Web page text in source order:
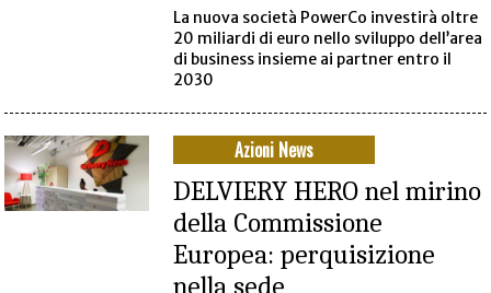
La nuova società PowerCo investirà oltre
20 miliardi di euro nello sviluppo dell’area
di business insieme ai partner entro il
2030
Azioni News
DELVIERY HERO nel mirino
della Commissione
Europea: perquisizione
nella sede